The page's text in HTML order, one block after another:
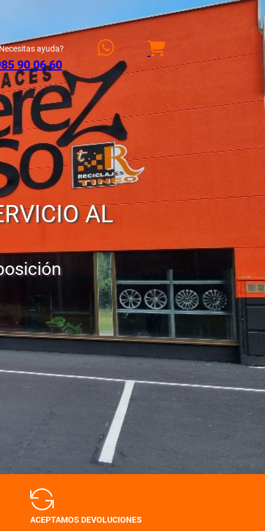
ayuda?
90 06 60
AL
ACEPTAMOS DEVOLUCIONES